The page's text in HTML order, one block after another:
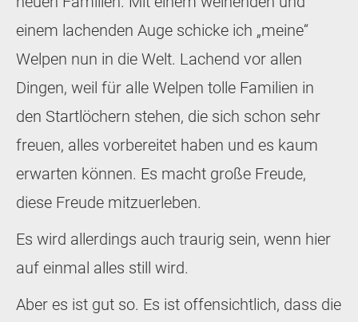
einem lachenden Auge schicke ich „meine“
Welpen nun in die Welt. Lachend vor allen
Dingen, weil für alle Welpen tolle Familien in
den Startlöchern stehen, die sich schon sehr
freuen, alles vorbereitet haben und es kaum
erwarten können. Es macht große Freude,
diese Freude mitzuerleben.
Es wird allerdings auch traurig sein, wenn hier
auf einmal alles still wird.
Aber es ist gut so. Es ist offensichtlich, dass die